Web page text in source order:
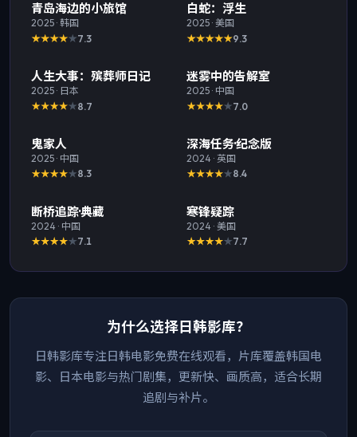
最新
青岛海边的小旅馆
2025 ·韩国
7.3
最新
白蛇：浮生
2025 ·美国
9.3
最新 TOP
人生大事：殡葬师日记
2025 · 日本
8.7
最新
迷雾中的告解室
2025 · 中国
7.0
最新
鬼家人
2025 · 中国
8.3
最新
深海任务·纪念版
2024 · 英国
8.4
最新
断桥追踪·典藏
2024 · 中国
7.1
最新
寒锋疑踪
2024 ·美国
7.7
为什么选择日韩影库？
日韩影库专注日韩电影免费在线观看，片库覆盖韩国电
影、日本电影与热门剧集，更新快、画质高，适合长期
追剧与补片。